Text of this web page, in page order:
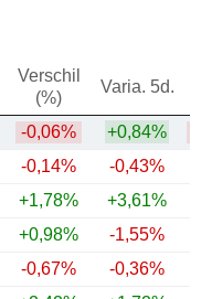
Verschil
(%)
Varia. 5d.
-0,06% +0,84%
-0,14% -0,43%
+1,78% +3,61%
+0,98% -1,55%
-0,67% -0,36%